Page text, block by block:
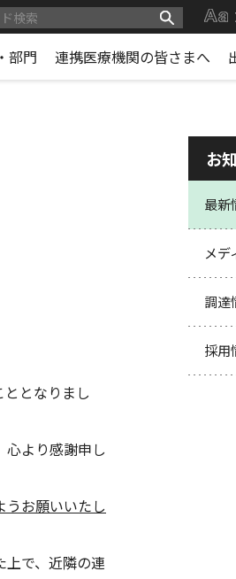
部門 連携医療機関の皆さまへ
ととなりまし
より感謝申し
お願いいたし
で、近隣の連
お
最新
メデ
調達
採用